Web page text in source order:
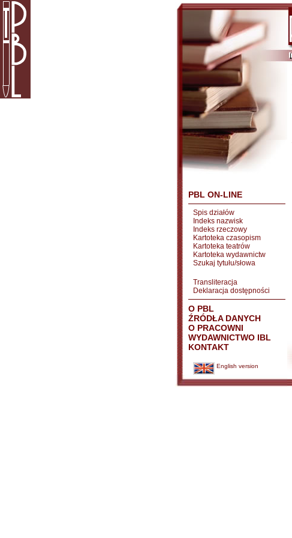
PBL ON-LINE
Spis działów
Indeks nazwisk
Indeks rzeczowy
Kartoteka czasopism
Kartoteka teatrów
Kartoteka wydawnictw
Szukaj tytułu/słowa
Transliteracja
Deklaracja dostępności
O PBL
ŹRÓDŁA DANYCH
O PRACOWNI
WYDAWNICTWO IBL
KONTAKT
English version